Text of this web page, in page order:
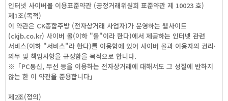
인터넷 사이버몰 이용표준약관 (공정거래위원회 표준약관 제 10023 호)
제1조(목적)
이 약관은 CK종합주방 (전자상거래 사업자)가 운영하는 웹사이트
(ckjb.co.kr) 사이버 몰(이하 "몰"이라 한다)에서 제공하는 인터넷 관련
서비스(이하 "서비스"라 한다)를 이용함에 있어 사이버 몰과 이용자의 권리·
의무 및 책임사항을 규정함을 목적으로 합니다.
※「PC통신, 무선 등을 이용하는 전자상거래에 대해서도 그 성질에 반하지
않는 한 이 약관을 준용합니다」
제2조(정의)